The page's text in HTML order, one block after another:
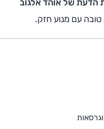
הדעת של אוהד אלגוב
עם מנוע חזק.